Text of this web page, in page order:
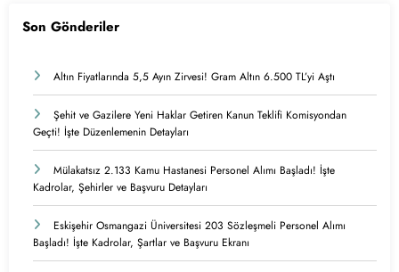
Son Gönderiler
Altın Fiyatlarında 5,5 Ayın Zirvesi! Gram Altın 6.500 TL’yi Aştı
Şehit ve Gazilere Yeni Haklar Getiren Kanun Teklifi Komisyondan
Geçti! İşte Düzenlemenin Detayları
Mülakatsız 2.133 Kamu Hastanesi Personel Alımı Başladı! İşte
Kadrolar, Şehirler ve Başvuru Detayları
Eskişehir Osmangazi Üniversitesi 203 Sözleşmeli Personel Alımı
Başladı! İşte Kadrolar, Şartlar ve Başvuru Ekranı